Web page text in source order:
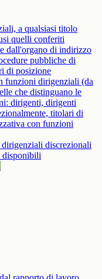
a qualsiasi titolo
quelli conferiti
dall'organo di indirizzo
pubbliche di
di posizione
funzioni dirigenziali (da
che distinguano le
dirigenti, dirigenti
titolari di
con funzioni
discrezionali
disponibili